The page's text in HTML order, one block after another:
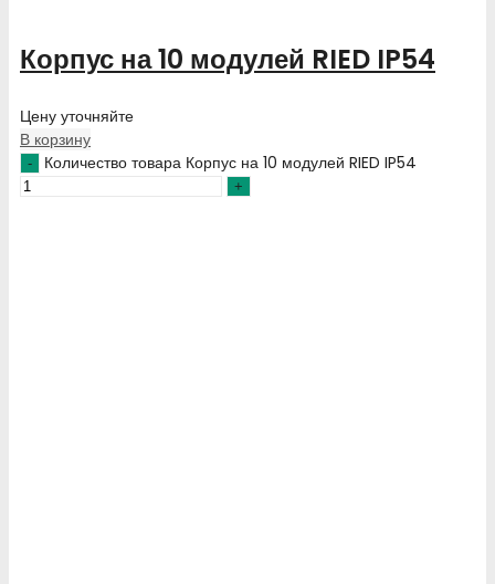
Корпус на 10 модулей RIED IP54
Цену уточняйте
В корзину
Количество товара Корпус на 10 модулей RIED IP54